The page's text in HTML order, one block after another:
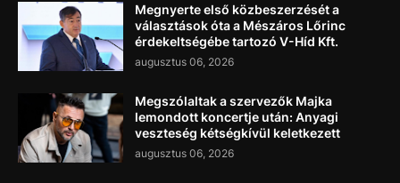
Megnyerte első közbeszerzését a
választások óta a Mészáros Lőrinc
érdekeltségébe tartozó V-Híd Kft.
augusztus 06, 2026
Megszólaltak a szervezők Majka
lemondott koncertje után: Anyagi
veszteség kétségkívül keletkezett
augusztus 06, 2026